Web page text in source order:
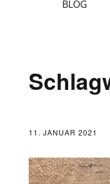
BLOG
11. JANUAR 2021